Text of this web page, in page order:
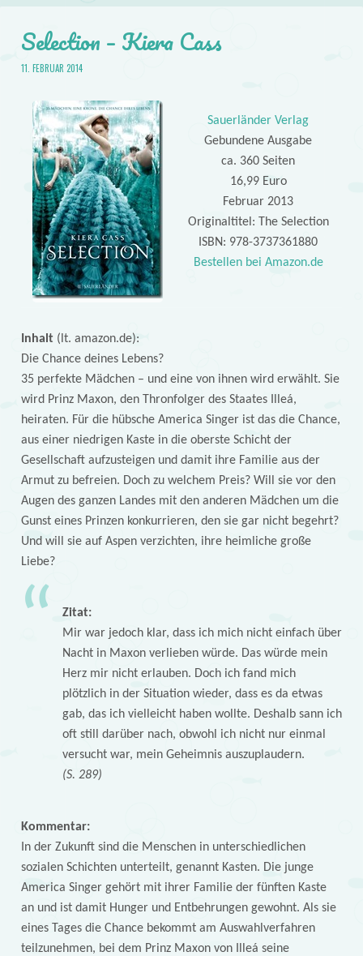
Selection – Kiera Cass
11. FEBRUAR 2014
Sauerländer Verlag
Gebundene Ausgabe
ca. 360 Seiten
16,99 Euro
Februar 2013
Originaltitel: The Selection
ISBN: 978-3737361880
Bestellen bei Amazon.de
Inhalt (lt. amazon.de):
Die Chance deines Lebens?
35 perfekte Mädchen – und eine von ihnen wird erwählt. Sie
wird Prinz Maxon, den Thronfolger des Staates Illeá,
heiraten. Für die hübsche America Singer ist das die Chance,
aus einer niedrigen Kaste in die oberste Schicht der
Gesellschaft aufzusteigen und damit ihre Familie aus der
Armut zu befreien. Doch zu welchem Preis? Will sie vor den
Augen des ganzen Landes mit den anderen Mädchen um die
Gunst eines Prinzen konkurrieren, den sie gar nicht begehrt?
Und will sie auf Aspen verzichten, ihre heimliche große
Liebe?
Zitat:
Mir war jedoch klar, dass ich mich nicht einfach über
Nacht in Maxon verlieben würde. Das würde mein
Herz mir nicht erlauben. Doch ich fand mich
plötzlich in der Situation wieder, dass es da etwas
gab, das ich vielleicht haben wollte. Deshalb sann ich
oft still darüber nach, obwohl ich nicht nur einmal
versucht war, mein Geheimnis auszuplaudern.
(S. 289)
Kommentar:
In der Zukunft sind die Menschen in unterschiedlichen
sozialen Schichten unterteilt, genannt Kasten. Die junge
America Singer gehört mit ihrer Familie der fünften Kaste
an und ist damit Hunger und Entbehrungen gewohnt. Als sie
eines Tages die Chance bekommt am Auswahlverfahren
teilzunehmen, bei dem Prinz Maxon von Illeá seine